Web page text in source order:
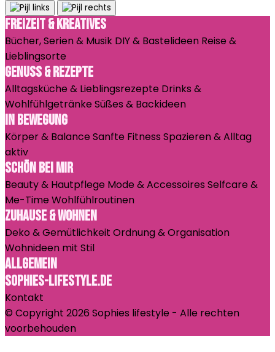
Freizeit & Kreatives
Bücher, Serien & Musik DIY & Bastelideen Reise &
Lieblingsorte
Genuss & Rezepte
Alltagsküche & Lieblingsrezepte Drinks &
WohlfühlgetränkeSüßes & Backideen
In Bewegung
Körper & BalanceSanfte Fitness Spazieren & Alltag
aktiv
Schön bei mir
Beauty & Hautpflege Mode & Accessoires Selfcare &
Me-TimeWohlfühlroutinen
Zuhause & Wohnen
Deko & Gemütlichkeit Ordnung & Organisation
Wohnideen mit Stil
Allgemein
Sophies-lifestyle.de
Kontakt
© Copyright 2026 Sophies lifestyle - Alle rechten
voorbehouden